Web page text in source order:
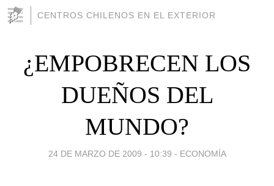
CENTROS CHILENOS EN EL EXTERIOR
¿EMPOBRECEN LOS
DUEÑOS DEL
MUNDO?
24 DE MARZO DE 2009 - 10:39 - ECONOMÍA